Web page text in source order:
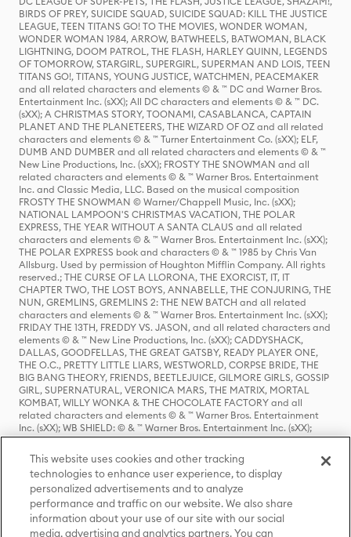
BIRDS OF PREY, SUICIDE SQUAD, SUICIDE SQUAD: KILL THE JUSTICE
LEAGUE, TEEN TITANS GO! TO THE MOVIES, WONDER WOMAN,
WONDER WOMAN 1984, ARROW, BATWHEELS, BATWOMAN, BLACK
LIGHTNING, DOOM PATROL, THE FLASH, HARLEY QUINN, LEGENDS
OF TOMORROW, STARGIRL, SUPERGIRL, SUPERMAN AND LOIS, TEEN
TITANS GO!, TITANS, YOUNG JUSTICE, WATCHMEN, PEACEMAKER
and all related characters and elements © & ™ DC and Warner Bros.
Entertainment Inc. (sXX); All DC characters and elements © & ™ DC.
(sXX); A CHRISTMAS STORY, TOONAMI, CASABLANCA, CAPTAIN
PLANET AND THE PLANETEERS, THE WIZARD OF OZ and all related
characters and elements © & ™ Turner Entertainment Co. (sXX); ELF,
DUMB AND DUMBER and all related characters and elements © & ™
New Line Productions, Inc. (sXX); FROSTY THE SNOWMAN and all
related characters and elements © & ™ Warner Bros. Entertainment
Inc. and Classic Media, LLC. Based on the musical composition
FROSTY THE SNOWMAN © Warner/Chappell Music, Inc. (sXX);
NATIONAL LAMPOON'S CHRISTMAS VACATION, THE POLAR
EXPRESS, THE YEAR WITHOUT A SANTA CLAUS and all related
characters and elements © & ™ Warner Bros. Entertainment Inc. (sXX);
THE POLAR EXPRESS book and characters © & ™ 1985 by Chris Van
Allsburg. Used by permission of Houghton Mifflin Company. All rights
reserved.; THE CURSE OF LA LLORONA, THE EXORCIST, IT, IT
CHAPTER TWO, THE LOST BOYS, ANNABELLE, THE CONJURING, THE
NUN, GREMLINS, GREMLINS 2: THE NEW BATCH and all related
characters and elements © & ™ Warner Bros. Entertainment Inc. (sXX);
FRIDAY THE 13TH, FREDDY VS. JASON, and all related characters and
elements © & ™ New Line Productions, Inc. (sXX); CADDYSHACK,
DALLAS, GOODFELLAS, THE GREAT GATSBY, READY PLAYER ONE,
THE O.C., PRETTY LITTLE LIARS, WESTWORLD, CORPSE BRIDE, THE
BIG BANG THEORY, FRIENDS, BEETLEJUICE, GILMORE GIRLS, GOSSIP
GIRL, SUPERNATURAL, VERONICA MARS, THE MATRIX, MORTAL
KOMBAT, WILLY WONKA & THE CHOCOLATE FACTORY and all
related characters and elements © & ™ Warner Bros. Entertainment
Inc. (sXX); WB SHIELD: © & ™ Warner Bros. Entertainment Inc. (sXX);
HOUSE OF THE DRAGON, GAME OF THRONES, and all related
characters and elements © & ™ Home Box Office, Inc. (sXX); CHILLING
ADVENTURES OF SABRINA, RIVERDALE © & ™ Warner Bros.
Entertainment Inc. Archie Comics and all related characters and
elements © & ™ Archie Comic Publications, Inc. Used with permission.
(sXX); SEINFELD and all related characters and elements © & ™ Castle
Rock Entertainment. (sXX); TED LASSO © & ™ Warner Bros.
Entertainment Inc. & Universal Television LLC (sXX); THE HOBBIT: AN
This website uses cookies and other tracking
technologies to enhance user experience, to display
personalized advertisements and to analyze
performance and traffic on our website. We also share
information about your use of our site with our social
media, advertising and analytics partners. You can